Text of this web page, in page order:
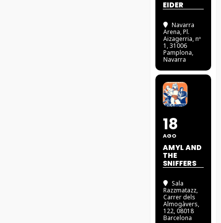
EIDER
Navarra
Arena, Pl.
Aizagerria, nº
1, 31006
Pamplona,
Navarra
18
AGO
AMYL AND
THE
SNIFFERS
Sala
Razzmatazz,
Carrer dels
Almogàvers,
122, 08018
Barcelona